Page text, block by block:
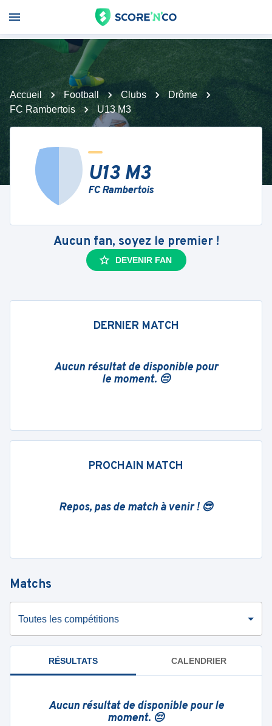
Accueil Football Clubs
Drôme
FC Rambertois
U13 M3
U13 M3
FC Rambertois
Aucun fan, soyez le premier !
DEVENIR FAN
DERNIER MATCH
Aucun résultat de disponible pour
le moment. 😔
PROCHAIN MATCH
Repos, pas de match à venir ! 😎
Matchs
Toutes les compétitions
RÉSULTATS CALENDRIER
Aucun résultat de disponible pour le
moment. 😔